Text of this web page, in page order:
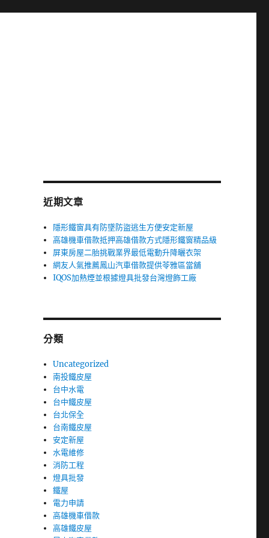
近期文章
隱形鐵窗具有防墜防盜逃生方便安定新屋
高雄機車借款抵押高雄借款方式隱形鐵窗精品級
屏東房屋二胎挑戰業界最低電動升降曬衣架
網友人氣推薦鳳山汽車借款提供苓雅區當舖
IQOS加熱煙並根據燈具批發台灣燈飾工廠
分類
Uncategorized
南投鐵皮屋
台中水電
台中鐵皮屋
台北保全
台南鐵皮屋
安定新屋
水電維修
消防工程
燈具批發
鐵屋
電力申請
高雄機車借款
高雄鐵皮屋